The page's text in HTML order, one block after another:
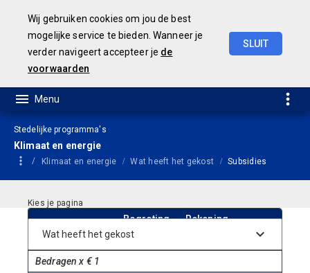
Wij gebruiken cookies om jou de best
mogelijke service te bieden. Wanneer je
verder navigeert accepteer je de
voorwaarden
SLUIT
Stedelijke programma's
Klimaat en energie
Klimaat en energie Wat heeft het gekost Subsidies
Begroting
Rekening
Bedragen x € 1